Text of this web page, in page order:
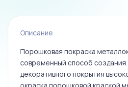
Описание
Порошковая покраска
современный способ
декоративного покрытия